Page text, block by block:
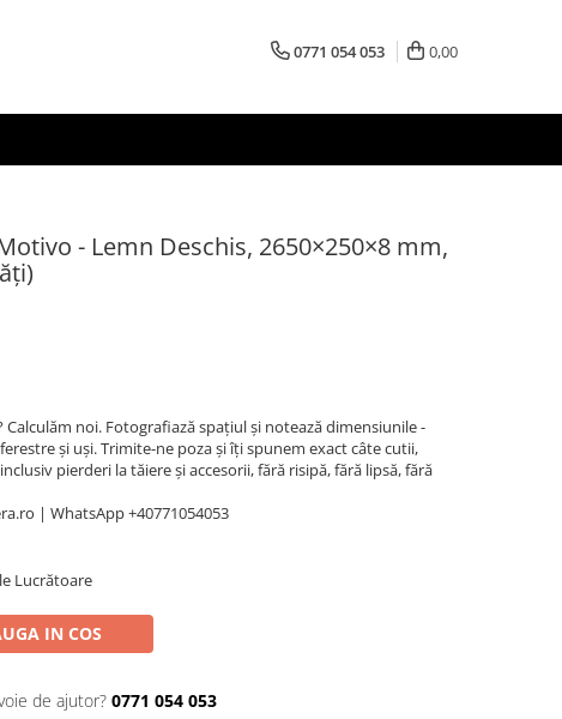
0771 054 053 0,00
- Lemn Deschis, 2650×250×8 mm,
noi. Fotografiază spațiul și notează dimensiunile -
și uși. Trimite-ne poza și îți spunem exact câte cutii,
pierderi la tăiere și accesorii, fără risipă, fără lipsă, fără
| WhatsApp +40771054053
Lucrătoare
IN COS
de ajutor? 0771 054 053